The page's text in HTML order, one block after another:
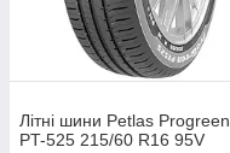
Літні шини Petlas Progreen
PT-525 215/60 R16 95V